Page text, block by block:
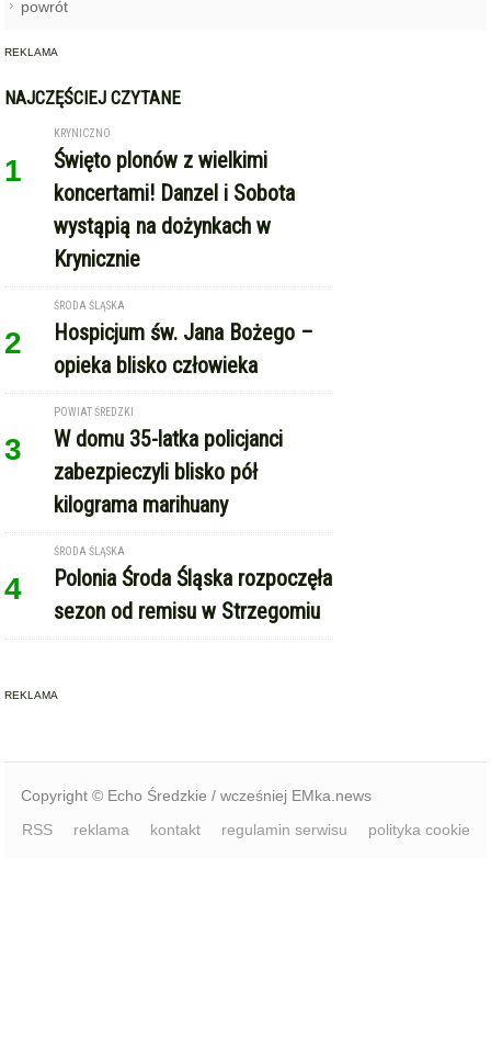
powrót
REKLAMA
NAJCZĘŚCIEJ CZYTANE
1
KRYNICZNO
Święto plonów z wielkimi
koncertami! Danzel i Sobota
wystąpią na dożynkach w
Krynicznie
2
ŚRODA ŚLĄSKA
Hospicjum św. Jana Bożego –
opieka blisko człowieka
3
POWIAT ŚREDZKI
W domu 35-latka policjanci
zabezpieczyli blisko pół
kilograma marihuany
4
ŚRODA ŚLĄSKA
Polonia Środa Śląska rozpoczęła
sezon od remisu w Strzegomiu
REKLAMA
Copyright © Echo Średzkie / wcześniej EMka.news
RSS
reklama kontakt regulamin serwisu polityka cookie